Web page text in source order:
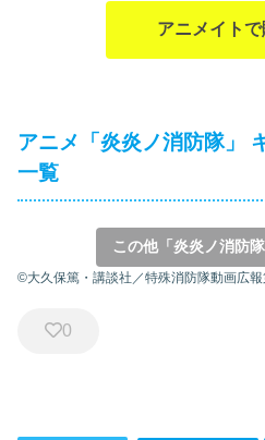
アニメイト
アニメ「炎炎ノ消防隊」
一覧
この他「炎炎ノ消防
©大久保篤・講談社／特殊消防隊動画広報
0